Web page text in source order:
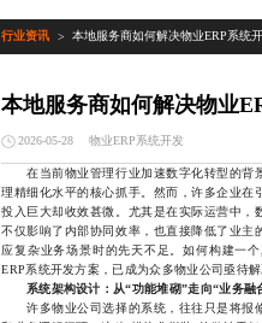
行业资讯 > 本地服务商如何解决物业ERP系统
本地服务商如何解决物业
2026-05-28 物业ERP系统开发
在当前物业管理行业加速数字化转型的背
理精细化水平的核心抓手。然而，许多企业
投入巨大却收效甚微。尤其是在实际运营中
不仅影响了内部协同效率，也直接降低了业
应复杂业务场景时的先天不足。如何构建一
ERP系统开发方案，已成为众多物业公司亟待
系统架构设计：从“功能堆砌”走向“业务融
许多物业公司选择的系统，往往只是将报